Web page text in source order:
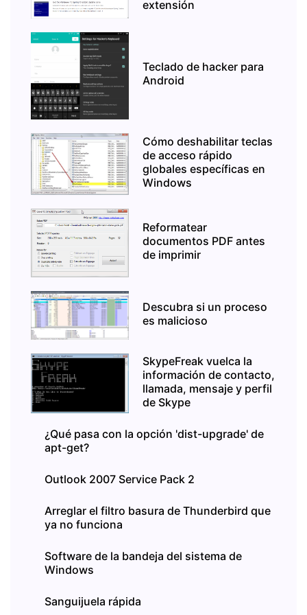
extensión
Teclado de hacker para
Android
Cómo deshabilitar teclas
de acceso rápido
globales específicas en
Windows
Reformatear
documentos PDF antes
de imprimir
Descubra si un proceso
es malicioso
SkypeFreak vuelca la
información de contacto,
llamada, mensaje y perfil
de Skype
¿Qué pasa con la opción 'dist-upgrade' de
apt-get?
Outlook 2007 Service Pack 2
Arreglar el filtro basura de Thunderbird que
ya no funciona
Software de la bandeja del sistema de
Windows
Sanguijuela rápida